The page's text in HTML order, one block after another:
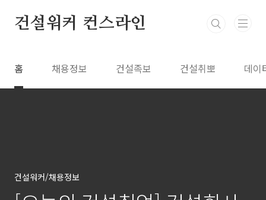
건설워커 컨스라인
홈 채용정보 건설족보 건설취뽀 데이
건설워커/채용정보